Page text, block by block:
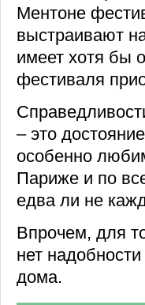
Ментоне
выстраивают
имеет хотя бы
фестиваля
– это
особенно
Париже и по
едва ли не
Впрочем, для
нет
дома.